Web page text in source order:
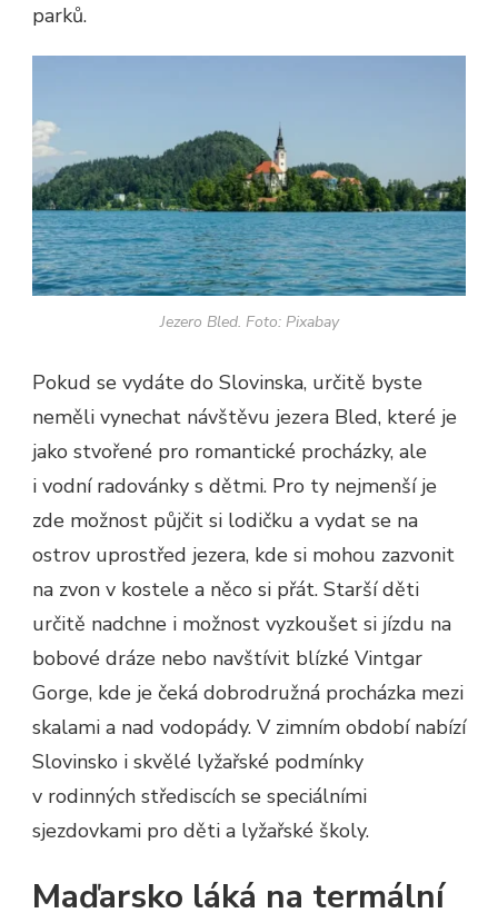
parků.
Jezero Bled. Foto: Pixabay
Pokud se vydáte do Slovinska, určitě byste
neměli vynechat návštěvu jezera Bled, které je
jako stvořené pro romantické procházky, ale
i vodní radovánky s dětmi. Pro ty nejmenší je
zde možnost půjčit si lodičku a vydat se na
ostrov uprostřed jezera, kde si mohou zazvonit
na zvon v kostele a něco si přát. Starší děti
určitě nadchne i možnost vyzkoušet si jízdu na
bobové dráze nebo navštívit blízké Vintgar
Gorge, kde je čeká dobrodružná procházka mezi
skalami a nad vodopády. V zimním období nabízí
Slovinsko i skvělé lyžařské podmínky
v rodinných střediscích se speciálními
sjezdovkami pro děti a lyžařské školy.
Maďarsko láká na termální